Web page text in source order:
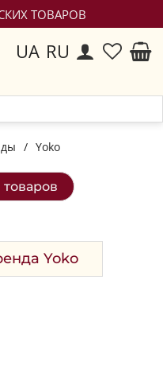
ТОВАРОВ
UA RU
/ Yoko
товаров
Yoko